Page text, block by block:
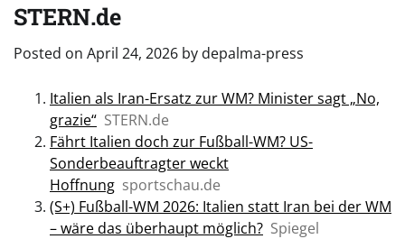
STERN.de
Posted on April 24, 2026 by depalma-press
Italien als Iran-Ersatz zur WM? Minister sagt „No,
grazie“ STERN.de
Fährt Italien doch zur Fußball-WM? US-
Sonderbeauftragter weckt
Hoffnung sportschau.de
(S+) Fußball-WM 2026: Italien statt Iran bei der WM
– wäre das überhaupt möglich? Spiegel